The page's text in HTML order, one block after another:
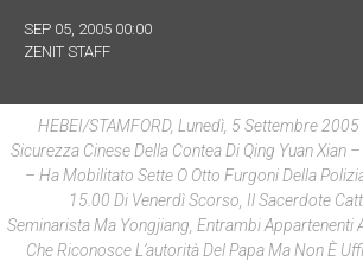
SEP 05, 2005 00:00
ZENIT STAFF
HEBEI/STAMFORD, Lunedì, 5 Settembre 2005
Sicurezza Cinese Della Contea Di Qing Yuan Xian
– Ha Mobilitato Sette O Otto Furgoni Della
15.00 Di Venerdì Scorso, Il Sacerdote
Seminarista Ma Yongjiang, Entrambi Appartenenti
Che Riconosce L’autorità Del Papa Ma Non È